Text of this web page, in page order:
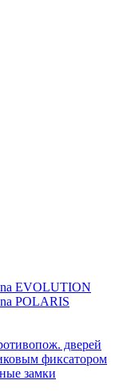
EVOLUTION
POLARIS
дверей
фиксатором
замки